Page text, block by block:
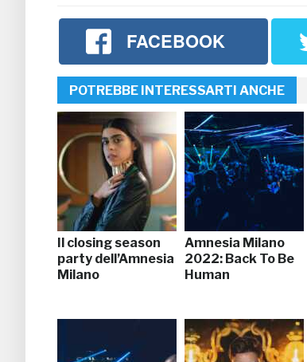
FACEBOOK
POTREBBE INTERESSARTI ANCHE
Il closing season
party dell’Amnesia
Milano
Amnesia Milano
2022: Back To Be
Human